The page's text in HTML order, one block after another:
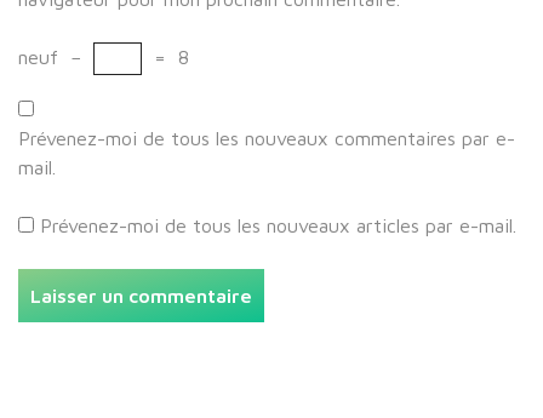
neuf − = 8
Prévenez-moi de tous les nouveaux commentaires par e-
mail.
Prévenez-moi de tous les nouveaux articles par e-mail.